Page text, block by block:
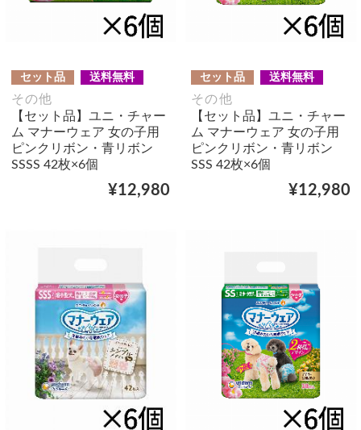
セット品 送料無料
その他
【セット品】ユニ・チャー
ム マナーウェア 女の子用
ピンクリボン・青リボン
SSSS 42枚×6個
¥12,980
セット品 送料無料
その他
【セット品】ユニ・チャー
ム マナーウェア 女の子用
ピンクリボン・青リボン
SSS 42枚×6個
¥12,980